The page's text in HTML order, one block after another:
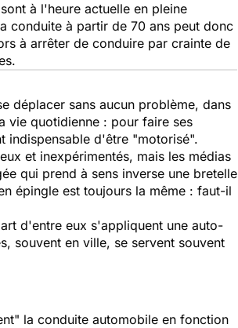
à l'heure actuelle en pleine
conduite à partir de 70 ans peut donc
à arrêter de conduire par crainte de
déplacer sans aucun problème, dans
vie quotidienne : pour faire ses
indispensable d'être "motorisé".
et inexpérimentés, mais les médias
qui prend à sens inverse une bretelle
épingle est toujours la même : faut-il
d'entre eux s'appliquent une auto-
souvent en ville, se servent souvent
la conduite automobile en fonction